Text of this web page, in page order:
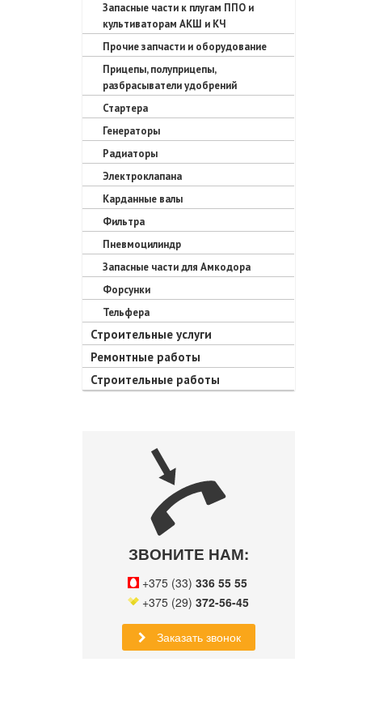
Запасные части к плугам ППО и
культиваторам АКШ и КЧ
Прочие запчасти и оборудование
Прицепы, полуприцепы,
разбрасыватели удобрений
Стартера
Генераторы
Радиаторы
Электроклапана
Карданные валы
Фильтра
Пневмоцилиндр
Запасные части для Амкодора
Форсунки
Тельфера
Строительные услуги
Ремонтные работы
Строительные работы
ЗВОНИТЕ НАМ:
+375 (33)336 55 55
+375 (29)372-56-45
Заказать звонок